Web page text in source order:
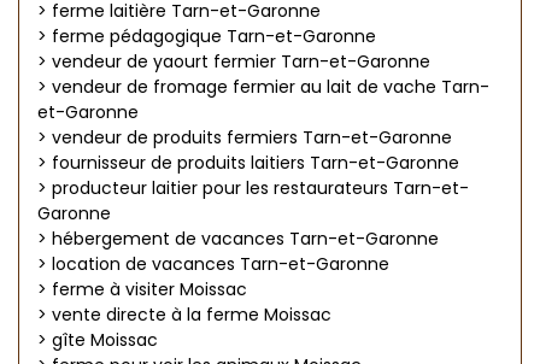
> ferme laitière Tarn-et-Garonne
> ferme pédagogique Tarn-et-Garonne
> vendeur de yaourt fermier Tarn-et-Garonne
> vendeur de fromage fermier au lait de vache Tarn-
et-Garonne
> vendeur de produits fermiers Tarn-et-Garonne
> fournisseur de produits laitiers Tarn-et-Garonne
> producteur laitier pour les restaurateurs Tarn-et-
Garonne
> hébergement de vacances Tarn-et-Garonne
> location de vacances Tarn-et-Garonne
> ferme à visiter Moissac
> vente directe à la ferme Moissac
> gîte Moissac